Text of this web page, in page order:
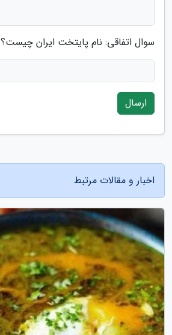
سوال اتفاقی: نام پایتخت ایران چیست؟
ارسال
اخبار و مقالات مرتبط